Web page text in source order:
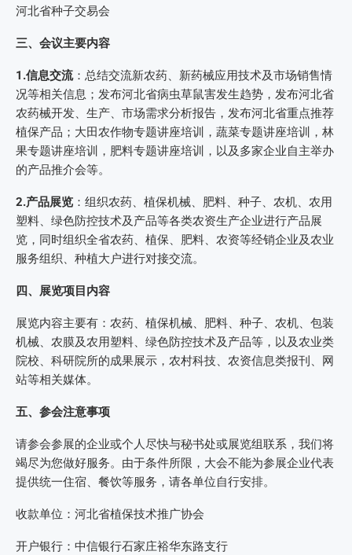
河北省种子交易会
三、会议主要内容
1.信息交流：总结交流新农药、新药械应用技术及市场销售情
况等相关信息；发布河北省病虫草鼠害发生趋势，发布河北省
农药械开发、生产、市场需求分析报告，发布河北省重点推荐
植保产品；大田农作物专题讲座培训，蔬菜专题讲座培训，林
果专题讲座培训，肥料专题讲座培训，以及多家企业自主举办
的产品推介会等。
2.产品展览 ：组织农药、植保机械、肥料、种子、农机、农用
塑料、绿色防控技术及产品等各类农资生产企业进行产品展
览，同时组织全省农药、植保、肥料、农资等经销企业及农业
服务组织、种植大户进行对接交流。
四、展览项目内容
展览内容主要有：农药、植保机械、肥料、种子、农机、包装
机械、农膜及农用塑料、绿色防控技术及产品等，以及农业类
院校、科研院所的成果展示，农村科技、农资信息类报刊、网
站等相关媒体。
五、参会注意事项
请参会参展的企业或个人尽快与秘书处或展览组联系，我们将
竭尽为您做好服务。由于条件所限，大会不能为参展企业代表
提供统一住宿、餐饮等服务，请各单位自行安排。
收款单位：河北省植保技术推广协会
开户银行：中信银行石家庄裕华东路支行